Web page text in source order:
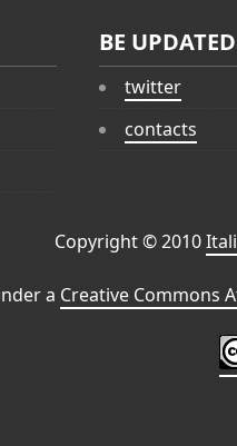
BE UPDATED
twitter
contacts
Copyright © 2010
a Creative Commons